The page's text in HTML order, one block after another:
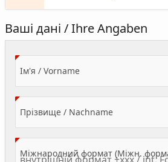
Ваші дані / Ihre Angaben
Ім'я / Vorname(Value Required)
Прізвище / Nachname(Value